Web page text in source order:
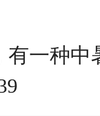
有一种